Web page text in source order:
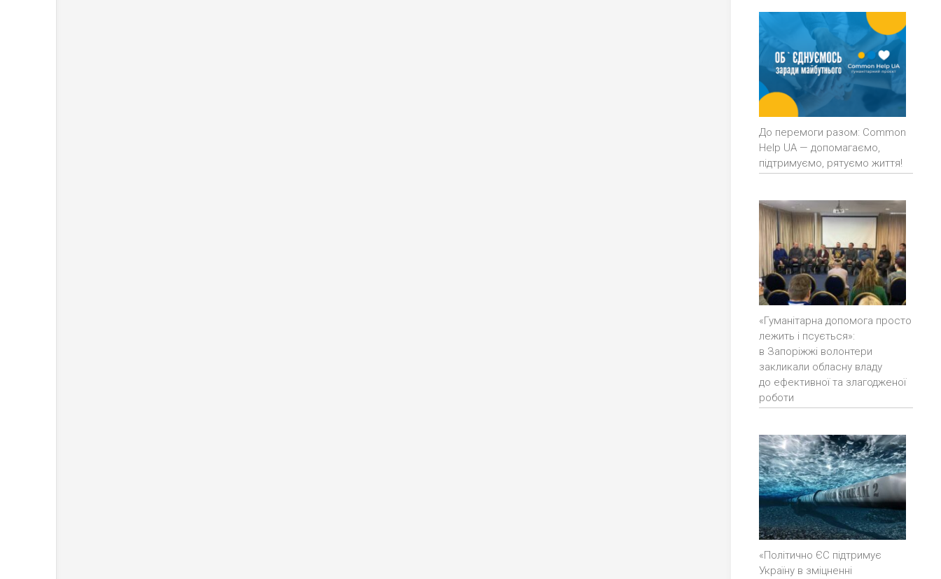
До перемоги разом: Common
Help UA — допомагаємо,
підтримуємо, рятуємо життя!
«Гуманітарна допомога просто
лежить і псується»:
в Запоріжжі волонтери
закликали обласну владу
до ефективної та злагодженої
роботи
«Політично ЄС підтримує
Україну в зміцненні